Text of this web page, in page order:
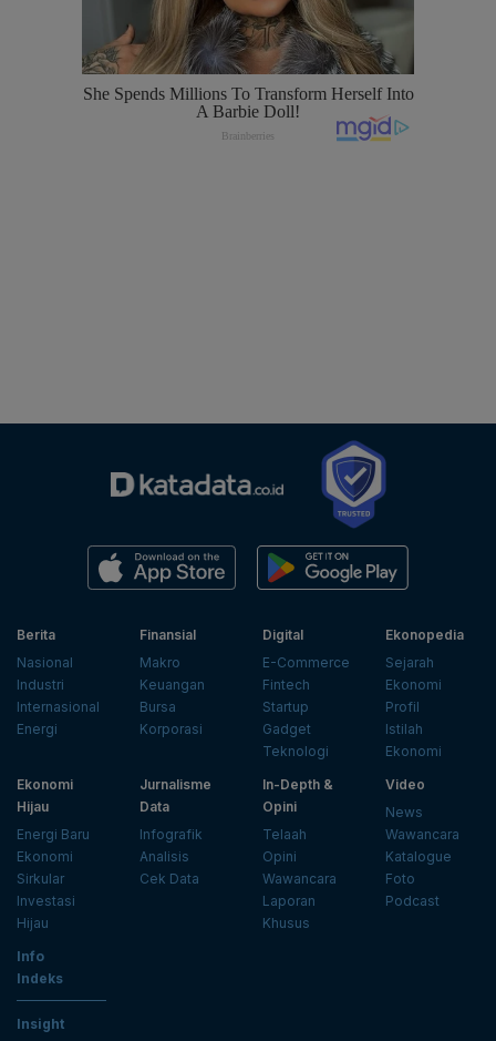
Berita
Nasional
Industri
Internasional
Energi
Finansial
Makro
Keuangan
Bursa
Korporasi
Digital
E-Commerce
Fintech
Startup
Gadget
Teknologi
Ekonopedia
Sejarah
Ekonomi
Profil
Istilah
Ekonomi
Ekonomi
Hijau
Energi Baru
Ekonomi
Sirkular
Investasi
Hijau
Jurnalisme
Data
Infografik
Analisis
Cek Data
In-Depth &
Opini
Telaah
Opini
Wawancara
Laporan
Khusus
Video
News
Wawancara
Katalogue
Foto
Podcast
Info
Indeks
Insight